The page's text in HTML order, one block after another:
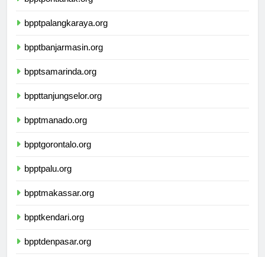
bpptpalangkaraya.org
bpptbanjarmasin.org
bpptsamarinda.org
bppttanjungselor.org
bpptmanado.org
bpptgorontalo.org
bpptpalu.org
bpptmakassar.org
bpptkendari.org
bpptdenpasar.org